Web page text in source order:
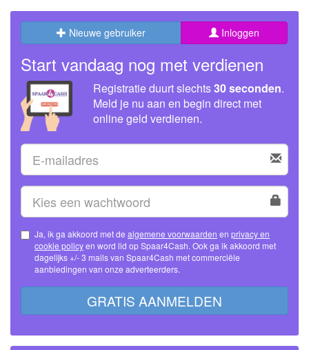
Nieuwe gebruiker Inloggen
Start vandaag nog met verdienen
Registratie duurt slechts30 seconden.
Meld je nu aan en begin direct met
online geld verdienen.
Ja, ik ga akkoord met de algemene voorwaarden en privacy en
cookie policy
dagelijks +/- 3 mails van Spaar4Cash met commerciële
aanbiedingen van onze adverteerders.
GRATIS AANMELDEN